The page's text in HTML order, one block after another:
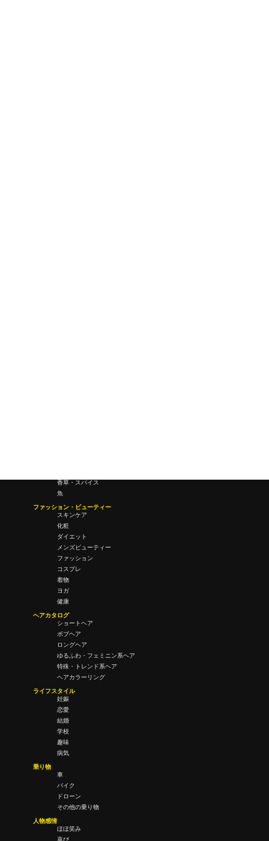
香草・スパイス
魚
ファッション・ビューティー
スキンケア
化粧
ダイエット
メンズビューティー
ファッション
コスプレ
着物
ヨガ
健康
ヘアカタログ
ショートヘア
ボブヘア
ロングヘア
ゆるふわ・フェミニン系ヘア
特殊・トレンド系ヘア
ヘアカラーリング
ライフスタイル
妊娠
恋愛
結婚
学校
趣味
病気
乗り物
車
バイク
ドローン
その他の乗り物
人物感情
ほほ笑み
喜び